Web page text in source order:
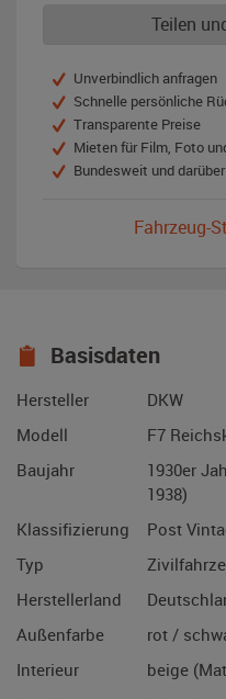
Teilen
Unverbindlich anfragen
Schnelle persönliche
Transparente Preise
Mieten für Film, Foto
Bundesweit und
Fahrzeug-
Basisdaten
Hersteller
DKW
Modell
F7
Baujahr
1930er
1938)
Klassifizierung
Post
Typ
Herstellerland
Außenfarbe
rot /
Interieur
beige